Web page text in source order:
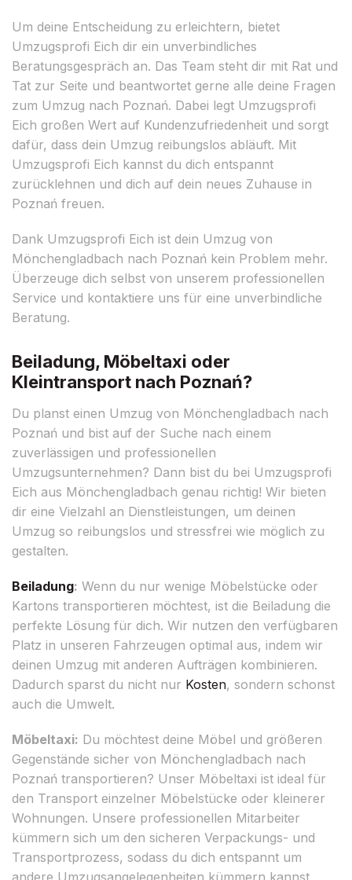
Um deine Entscheidung zu erleichtern, bietet
Umzugsprofi Eich dir ein unverbindliches
Beratungsgespräch an. Das Team steht dir mit Rat und
Tat zur Seite und beantwortet gerne alle deine Fragen
zum Umzug nach Poznań. Dabei legt Umzugsprofi
Eich großen Wert auf Kundenzufriedenheit und sorgt
dafür, dass dein Umzug reibungslos abläuft. Mit
Umzugsprofi Eich kannst du dich entspannt
zurücklehnen und dich auf dein neues Zuhause in
Poznań freuen.
Dank Umzugsprofi Eich ist dein Umzug von
Mönchengladbach nach Poznań kein Problem mehr.
Überzeuge dich selbst von unserem professionellen
Service und kontaktiere uns für eine unverbindliche
Beratung.
Beiladung, Möbeltaxi oder
Kleintransport nach Poznań?
Du planst einen Umzug von Mönchengladbach nach
Poznań und bist auf der Suche nach einem
zuverlässigen und professionellen
Umzugsunternehmen? Dann bist du bei Umzugsprofi
Eich aus Mönchengladbach genau richtig! Wir bieten
dir eine Vielzahl an Dienstleistungen, um deinen
Umzug so reibungslos und stressfrei wie möglich zu
gestalten.
Beiladung: Wenn du nur wenige Möbelstücke oder
Kartons transportieren möchtest, ist die Beiladung die
perfekte Lösung für dich. Wir nutzen den verfügbaren
Platz in unseren Fahrzeugen optimal aus, indem wir
deinen Umzug mit anderen Aufträgen kombinieren.
Dadurch sparst du nicht nur Kosten, sondern schonst
auch die Umwelt.
Möbeltaxi: Du möchtest deine Möbel und größeren
Gegenstände sicher von Mönchengladbach nach
Poznań transportieren? Unser Möbeltaxi ist ideal für
den Transport einzelner Möbelstücke oder kleinerer
Wohnungen. Unsere professionellen Mitarbeiter
kümmern sich um den sicheren Verpackungs- und
Transportprozess, sodass du dich entspannt um
andere Umzugsangelegenheiten kümmern kannst.